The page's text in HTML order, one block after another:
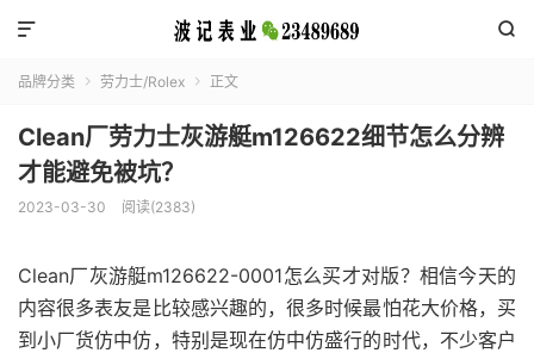


品牌分类  劳力士/Rolex  正文
Clean厂劳力士灰游艇m126622细节怎么分辨
才能避免被坑？
2023-03-30 阅读(2383)
Clean厂灰游艇m126622-0001怎么买才对版？相信今天的
内容很多表友是比较感兴趣的，很多时候最怕花大价格，买
到小厂货仿中仿，特别是现在仿中仿盛行的时代，不少客户